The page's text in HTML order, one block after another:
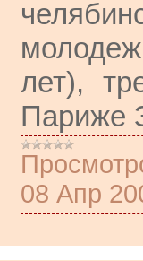
лет),
Париже
08 Апр